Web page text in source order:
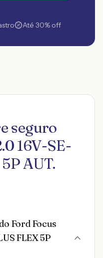
Até 30% off
seguro
16V-SE-
AUT.
Ford Focus
FLEX 5P